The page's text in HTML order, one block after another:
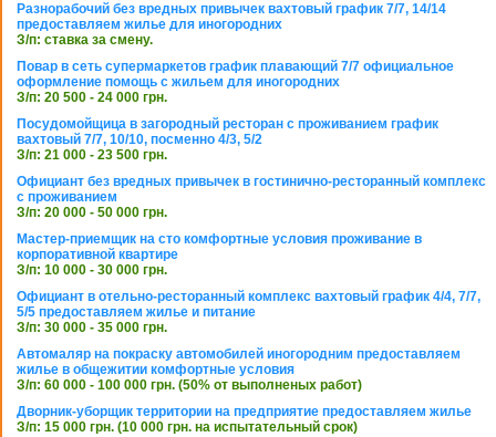
Разнорабочий без вредных привычек вахтовый график 7/7, 14/14
предоставляем жилье для иногородних
З/п: ставка за смену.
Повар в сеть супермаркетов график плавающий 7/7 официальное
оформление помощь с жильем для иногородних
З/п: 20 500 - 24 000 грн.
Посудомойщица в загородный ресторан с проживанием график
вахтовый 7/7, 10/10, посменно 4/3, 5/2
З/п: 21 000 - 23 500 грн.
Официант без вредных привычек в гостинично-ресторанный комплекс
с проживанием
З/п: 20 000 - 50 000 грн.
Мастер-приемщик на сто комфортные условия проживание в
корпоративной квартире
З/п: 10 000 - 30 000 грн.
Официант в отельно-ресторанный комплекс вахтовый график 4/4, 7/7,
5/5 предоставляем жилье и питание
З/п: 30 000 - 35 000 грн.
Автомаляр на покраску автомобилей иногородним предоставляем
жилье в общежитии комфортные условия
З/п: 60 000 - 100 000 грн. (50% от выполненых работ)
Дворник-уборщик территории на предприятие предоставляем жилье
З/п: 15 000 грн. (10 000 грн. на испытательный срок)